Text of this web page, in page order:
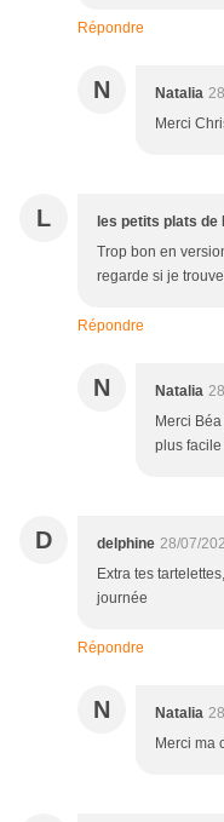
Répondre
N Natalia
Merci
L les petits plats de
Trop bon en
regarde si je
Répondre
N Natalia
Merci
plus facile
D delphine 28/07/
Extra tes
journée
Répondre
N Natalia
Merci ma